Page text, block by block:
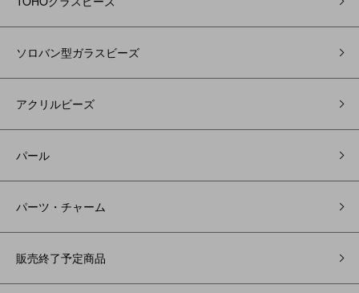
ソロバン型ガラスビーズ
アクリルビーズ
パール
パーツ・チャーム
販売終了予定商品